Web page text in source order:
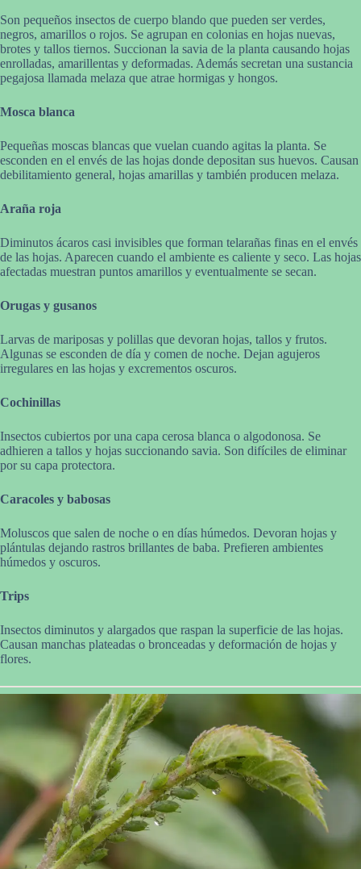
Son pequeños insectos de cuerpo blando que pueden ser verdes,
negros, amarillos o rojos. Se agrupan en colonias en hojas nuevas,
brotes y tallos tiernos. Succionan la savia de la planta causando hojas
enrolladas, amarillentas y deformadas. Además secretan una sustancia
pegajosa llamada melaza que atrae hormigas y hongos.
Mosca blanca
Pequeñas moscas blancas que vuelan cuando agitas la planta. Se
esconden en el envés de las hojas donde depositan sus huevos. Causan
debilitamiento general, hojas amarillas y también producen melaza.
Araña roja
Diminutos ácaros casi invisibles que forman telarañas finas en el envés
de las hojas. Aparecen cuando el ambiente es caliente y seco. Las hojas
afectadas muestran puntos amarillos y eventualmente se secan.
Orugas y gusanos
Larvas de mariposas y polillas que devoran hojas, tallos y frutos.
Algunas se esconden de día y comen de noche. Dejan agujeros
irregulares en las hojas y excrementos oscuros.
Cochinillas
Insectos cubiertos por una capa cerosa blanca o algodonosa. Se
adhieren a tallos y hojas succionando savia. Son difíciles de eliminar
por su capa protectora.
Caracoles y babosas
Moluscos que salen de noche o en días húmedos. Devoran hojas y
plántulas dejando rastros brillantes de baba. Prefieren ambientes
húmedos y oscuros.
Trips
Insectos diminutos y alargados que raspan la superficie de las hojas.
Causan manchas plateadas o bronceadas y deformación de hojas y
flores.